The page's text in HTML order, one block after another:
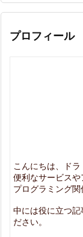
プロフィール
こんにちは、ドラ
便利なサービスや
プログラミング関
中には役に立つ記
ださい。